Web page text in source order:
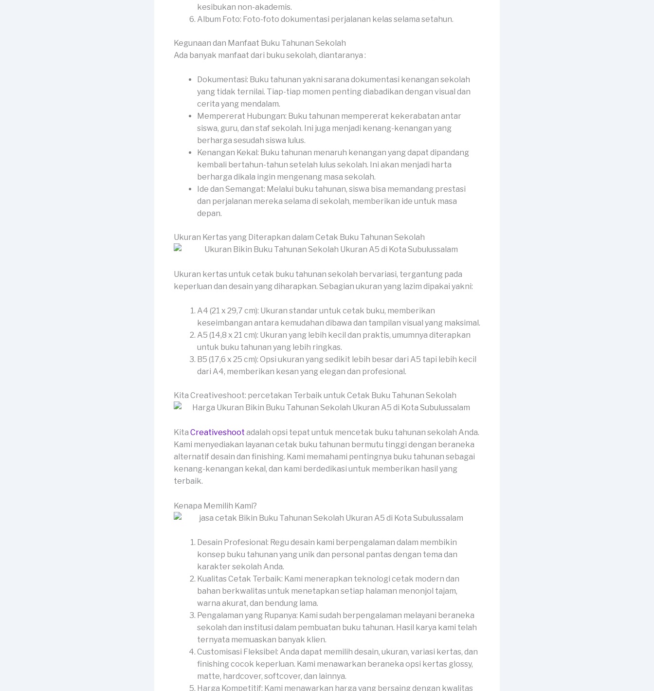
kesibukan non-akademis.
Album Foto: Foto-foto dokumentasi perjalanan kelas selama setahun.
Kegunaan dan Manfaat Buku Tahunan Sekolah
Ada banyak manfaat dari buku sekolah, diantaranya :
Dokumentasi: Buku tahunan yakni sarana dokumentasi kenangan sekolah
yang tidak ternilai. Tiap-tiap momen penting diabadikan dengan visual dan
cerita yang mendalam.
Mempererat Hubungan: Buku tahunan mempererat kekerabatan antar
siswa, guru, dan staf sekolah. Ini juga menjadi kenang-kenangan yang
berharga sesudah siswa lulus.
Kenangan Kekal: Buku tahunan menaruh kenangan yang dapat dipandang
kembali bertahun-tahun setelah lulus sekolah. Ini akan menjadi harta
berharga dikala ingin mengenang masa sekolah.
Ide dan Semangat: Melalui buku tahunan, siswa bisa memandang prestasi
dan perjalanan mereka selama di sekolah, memberikan ide untuk masa
depan.
Ukuran Kertas yang Diterapkan dalam Cetak Buku Tahunan Sekolah
Ukuran kertas untuk cetak buku tahunan sekolah bervariasi, tergantung pada
keperluan dan desain yang diharapkan. Sebagian ukuran yang lazim dipakai yakni:
A4 (21 x 29,7 cm): Ukuran standar untuk cetak buku, memberikan
keseimbangan antara kemudahan dibawa dan tampilan visual yang maksimal.
A5 (14,8 x 21 cm): Ukuran yang lebih kecil dan praktis, umumnya diterapkan
untuk buku tahunan yang lebih ringkas.
B5 (17,6 x 25 cm): Opsi ukuran yang sedikit lebih besar dari A5 tapi lebih kecil
dari A4, memberikan kesan yang elegan dan profesional.
Kita Creativeshoot: percetakan Terbaik untuk Cetak Buku Tahunan Sekolah
Kita Creativeshoot adalah opsi tepat untuk mencetak buku tahunan sekolah Anda.
Kami menyediakan layanan cetak buku tahunan bermutu tinggi dengan beraneka
alternatif desain dan finishing. Kami memahami pentingnya buku tahunan sebagai
kenang-kenangan kekal, dan kami berdedikasi untuk memberikan hasil yang
terbaik.
Kenapa Memilih Kami?
Desain Profesional: Regu desain kami berpengalaman dalam membikin
konsep buku tahunan yang unik dan personal pantas dengan tema dan
karakter sekolah Anda.
Kualitas Cetak Terbaik: Kami menerapkan teknologi cetak modern dan
bahan berkwalitas untuk menetapkan setiap halaman menonjol tajam,
warna akurat, dan bendung lama.
Pengalaman yang Rupanya: Kami sudah berpengalaman melayani beraneka
sekolah dan institusi dalam pembuatan buku tahunan. Hasil karya kami telah
ternyata memuaskan banyak klien.
Customisasi Fleksibel: Anda dapat memilih desain, ukuran, variasi kertas, dan
finishing cocok keperluan. Kami menawarkan beraneka opsi kertas glossy,
matte, hardcover, softcover, dan lainnya.
Harga Kompetitif: Kami menawarkan harga yang bersaing dengan kwalitas